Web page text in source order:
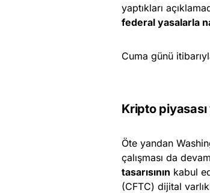
yaptıkları
federal yasalarla
Cuma günü
Kripto piyasası
Öte yandan
çalışması da
tasarısının kabul
(CFTC) dijital